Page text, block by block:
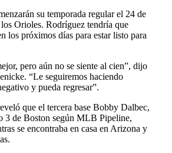
su temporada regular el 24 de
Orioles. Rodríguez tendría que
los próximos días para estar listo para
pero aún no se siente al cien”, dijo
“Le seguiremos haciendo
y pueda regresar”.
que el tercera base Bobby Dalbec,
3 de Boston según MLB Pipeline,
se encontraba en casa en Arizona y